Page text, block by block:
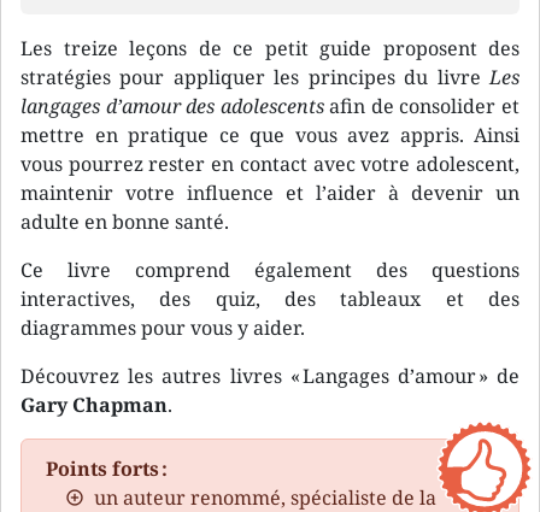
Les treize leçons de ce petit guide proposent des
stratégies pour appliquer les principes du livreLes
langages d’amour des adolescentsafin de consolider et
mettre en pratique ce que vous avez appris. Ainsi
vous pourrez rester en contact avec votre adolescent,
maintenir votre influence et l’aider à devenir un
adulte en bonne santé.
Ce livre comprend également des questions
interactives, des quiz, des tableaux et des
diagrammes pour vous y aider.
Découvrez les autres livres « Langages d’amour » de
Gary Chapman.
Points forts :
un auteur renommé, spécialiste de la